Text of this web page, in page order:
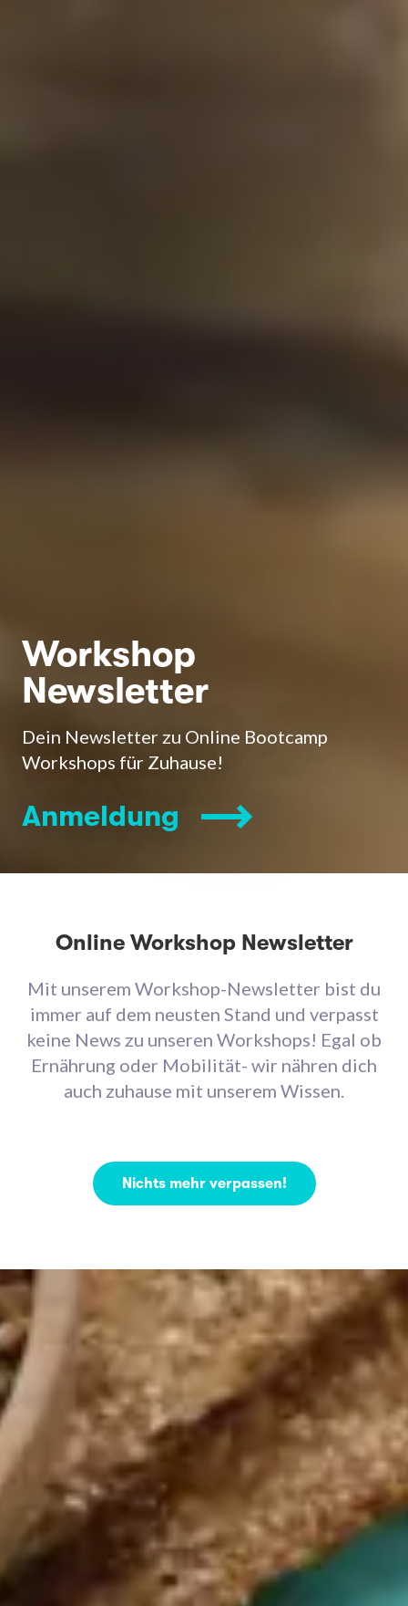
Workshop
Newsletter
Dein Newsletter zu Online Bootcamp
Workshops für Zuhause!
Anmeldung
Online Workshop Newsletter
Mit unserem Workshop-Newsletter bist du
immer auf dem neusten Stand und verpasst
keine News zu unseren Workshops! Egal ob
Ernährung oder Mobilität- wir nähren dich
auch zuhause mit unserem Wissen.
Nichts mehr verpassen!